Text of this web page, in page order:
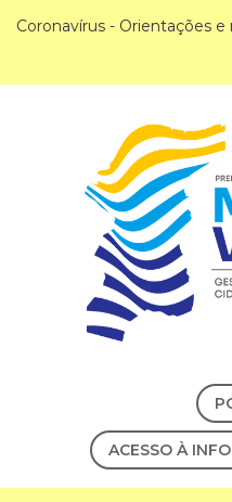
Coronavírus - Orientações
ACESSO À